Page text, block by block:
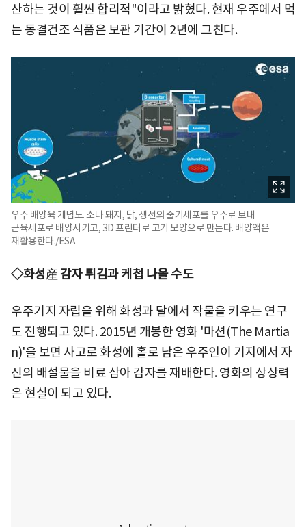
산하는 것이 훨씬 합리적"이라고 밝혔다. 현재 우주에서 먹
는 동결건조 식품은 보관 기간이 2년에 그친다.
우주 배양육 개념도. 소나 돼지, 닭, 생선의 줄기세포를 우주로 보내
근육세포로 배양시키고, 3D 프린터로 고기 모양으로 만든다. 배양액은
재활용한다./ESA
◇화성産 감자 튀김과 케첩 나올 수도
우주기지 자립을 위해 화성과 달에서 작물을 키우는 연구
도 진행되고 있다. 2015년 개봉한 영화 '마션(The Martia
n)'을 보면 사고로 화성에 홀로 남은 우주인이 기지에서 자
신의 배설물을 비료 삼아 감자를 재배한다. 영화의 상상력
은 현실이 되고 있다.